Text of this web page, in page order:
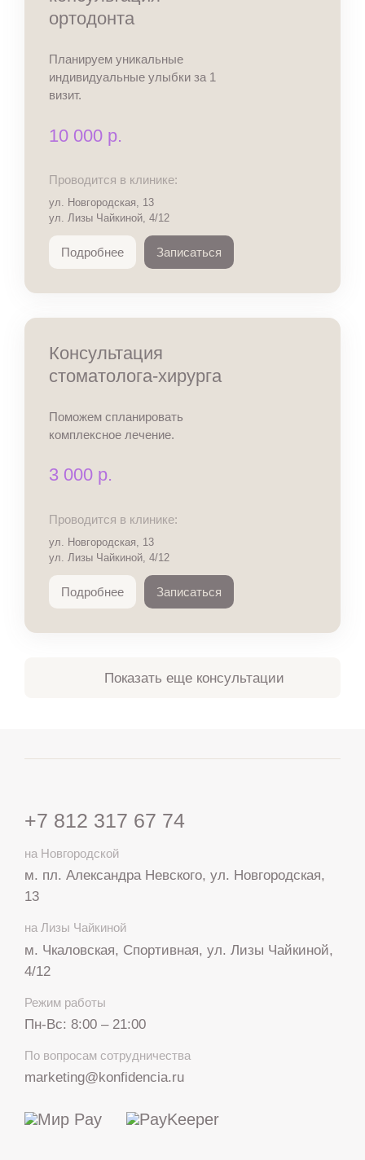
ортодонта
Планируем уникальные
индивидуальные улыбки за 1
визит.
10 000 р.
Проводится в клинике:
ул. Новгородская, 13
ул. Лизы Чайкиной, 4/12
Подробнее Записаться
Консультация
стоматолога-хирурга
Поможем спланировать
комплексное лечение.
3 000 р.
Проводится в клинике:
ул. Новгородская, 13
ул. Лизы Чайкиной, 4/12
Подробнее Записаться
Показать еще консультации
+7 812 317 67 74
на Новгородской
м. пл. Александра Невского, ул. Новгородская,
13
на Лизы Чайкиной
м. Чкаловская, Спортивная, ул. Лизы Чайкиной,
4/12
Режим работы
Пн-Вс: 8:00 – 21:00
По вопросам сотрудничества
marketing@konfidencia.ru
с 8:00 до 21:00
МАКС